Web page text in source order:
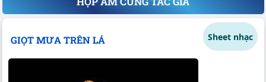
GIỌT MƯA TRÊN LÁ Sheet nhạc